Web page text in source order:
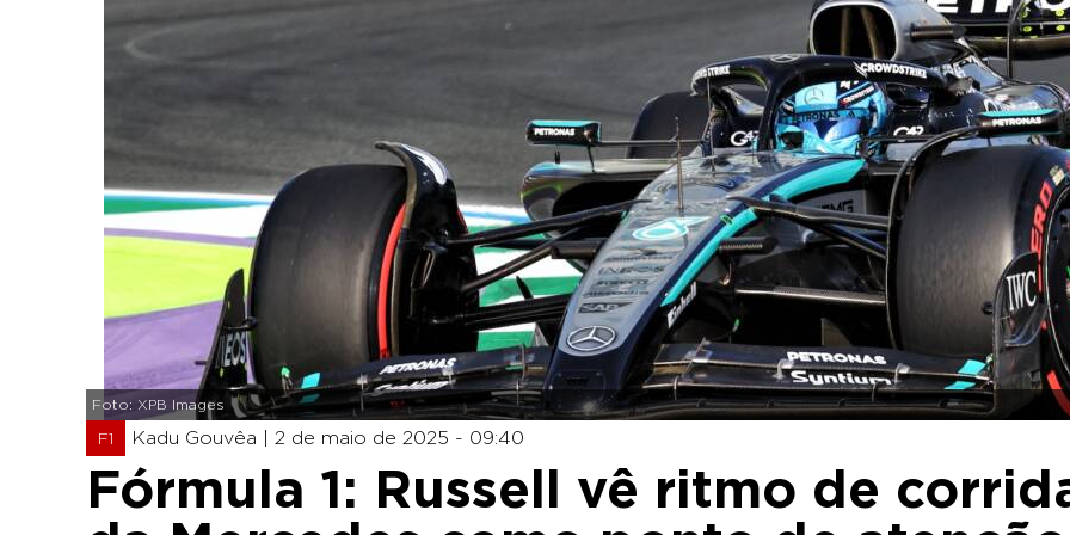
Foto: XPB Images
F1 Kadu Gouvêa | 2 de maio de 2025 - 09:40
Fórmula 1: Russell vê ritmo de